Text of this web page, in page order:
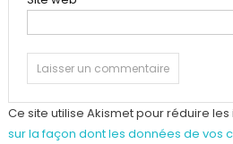
Ce site utilise Akismet pour réduire
sur la façon dont les données de vos